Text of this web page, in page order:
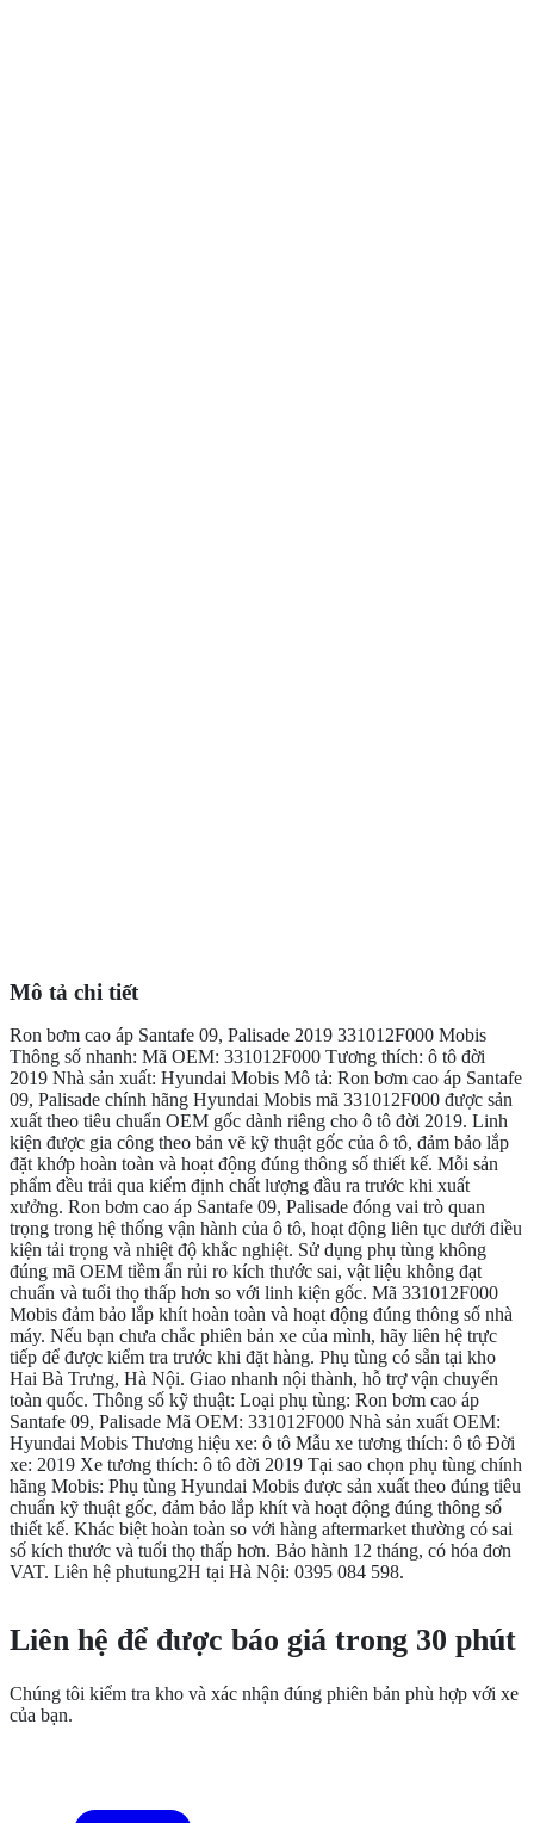
Mô tả chi tiết
Ron bơm cao áp Santafe 09, Palisade 2019 331012F000 Mobis
Thông số nhanh: Mã OEM: 331012F000 Tương thích: ô tô đời
2019 Nhà sản xuất: Hyundai Mobis Mô tả: Ron bơm cao áp Santafe
09, Palisade chính hãng Hyundai Mobis mã 331012F000 được sản
xuất theo tiêu chuẩn OEM gốc dành riêng cho ô tô đời 2019. Linh
kiện được gia công theo bản vẽ kỹ thuật gốc của ô tô, đảm bảo lắp
đặt khớp hoàn toàn và hoạt động đúng thông số thiết kế. Mỗi sản
phẩm đều trải qua kiểm định chất lượng đầu ra trước khi xuất
xưởng. Ron bơm cao áp Santafe 09, Palisade đóng vai trò quan
trọng trong hệ thống vận hành của ô tô, hoạt động liên tục dưới điều
kiện tải trọng và nhiệt độ khắc nghiệt. Sử dụng phụ tùng không
đúng mã OEM tiềm ẩn rủi ro kích thước sai, vật liệu không đạt
chuẩn và tuổi thọ thấp hơn so với linh kiện gốc. Mã 331012F000
Mobis đảm bảo lắp khít hoàn toàn và hoạt động đúng thông số nhà
máy. Nếu bạn chưa chắc phiên bản xe của mình, hãy liên hệ trực
tiếp để được kiểm tra trước khi đặt hàng. Phụ tùng có sẵn tại kho
Hai Bà Trưng, Hà Nội. Giao nhanh nội thành, hỗ trợ vận chuyển
toàn quốc. Thông số kỹ thuật: Loại phụ tùng: Ron bơm cao áp
Santafe 09, Palisade Mã OEM: 331012F000 Nhà sản xuất OEM:
Hyundai Mobis Thương hiệu xe: ô tô Mẫu xe tương thích: ô tô Đời
xe: 2019 Xe tương thích: ô tô đời 2019 Tại sao chọn phụ tùng chính
hãng Mobis: Phụ tùng Hyundai Mobis được sản xuất theo đúng tiêu
chuẩn kỹ thuật gốc, đảm bảo lắp khít và hoạt động đúng thông số
thiết kế. Khác biệt hoàn toàn so với hàng aftermarket thường có sai
số kích thước và tuổi thọ thấp hơn. Bảo hành 12 tháng, có hóa đơn
VAT. Liên hệ phutung2H tại Hà Nội: 0395 084 598.
Liên hệ để được báo giá trong 30 phút
Chúng tôi kiểm tra kho và xác nhận đúng phiên bản phù hợp với xe
của bạn.